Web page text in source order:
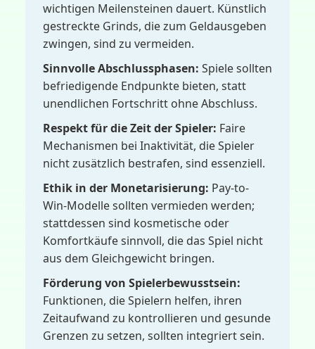
wichtigen Meilensteinen dauert. Künstlich
gestreckte Grinds, die zum Geldausgeben
zwingen, sind zu vermeiden.
Sinnvolle Abschlussphasen: Spiele sollten
befriedigende Endpunkte bieten, statt
unendlichen Fortschritt ohne Abschluss.
Respekt für die Zeit der Spieler: Faire
Mechanismen bei Inaktivität, die Spieler
nicht zusätzlich bestrafen, sind essenziell.
Ethik in der Monetarisierung: Pay-to-
Win-Modelle sollten vermieden werden;
stattdessen sind kosmetische oder
Komfortkäufe sinnvoll, die das Spiel nicht
aus dem Gleichgewicht bringen.
Förderung von Spielerbewusstsein:
Funktionen, die Spielern helfen, ihren
Zeitaufwand zu kontrollieren und gesunde
Grenzen zu setzen, sollten integriert sein.